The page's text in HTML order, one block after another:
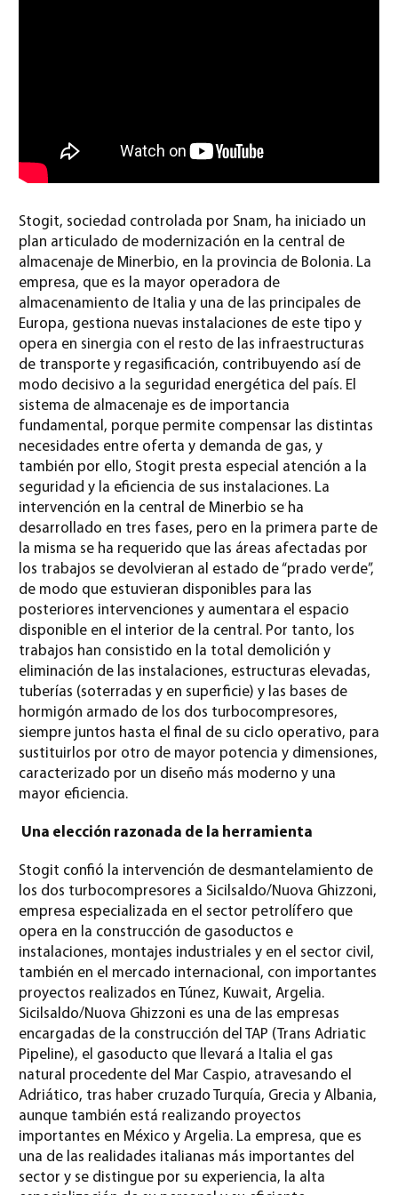
Stogit, sociedad controlada por Snam, ha iniciado un
plan articulado de modernización en la central de
almacenaje de Minerbio, en la provincia de Bolonia. La
empresa, que es la mayor operadora de
almacenamiento de Italia y una de las principales de
Europa, gestiona nuevas instalaciones de este tipo y
opera en sinergia con el resto de las infraestructuras
de transporte y regasificación, contribuyendo así de
modo decisivo a la seguridad energética del país. El
sistema de almacenaje es de importancia
fundamental, porque permite compensar las distintas
necesidades entre oferta y demanda de gas, y
también por ello, Stogit presta especial atención a la
seguridad y la eficiencia de sus instalaciones. La
intervención en la central de Minerbio se ha
desarrollado en tres fases, pero en la primera parte de
la misma se ha requerido que las áreas afectadas por
los trabajos se devolvieran al estado de “prado verde”,
de modo que estuvieran disponibles para las
posteriores intervenciones y aumentara el espacio
disponible en el interior de la central. Por tanto, los
trabajos han consistido en la total demolición y
eliminación de las instalaciones, estructuras elevadas,
tuberías (soterradas y en superficie) y las bases de
hormigón armado de los dos turbocompresores,
siempre juntos hasta el final de su ciclo operativo, para
sustituirlos por otro de mayor potencia y dimensiones,
caracterizado por un diseño más moderno y una
mayor eficiencia.
Una elección razonada de la herramienta
Stogit confió la intervención de desmantelamiento de
los dos turbocompresores a Sicilsaldo/Nuova Ghizzoni,
empresa especializada en el sector petrolífero que
opera en la construcción de gasoductos e
instalaciones, montajes industriales y en el sector civil,
también en el mercado internacional, con importantes
proyectos realizados en Túnez, Kuwait, Argelia.
Sicilsaldo/Nuova Ghizzoni es una de las empresas
encargadas de la construcción del TAP (Trans Adriatic
Pipeline), el gasoducto que llevará a Italia el gas
natural procedente del Mar Caspio, atravesando el
Adriático, tras haber cruzado Turquía, Grecia y Albania,
aunque también está realizando proyectos
importantes en México y Argelia. La empresa, que es
una de las realidades italianas más importantes del
sector y se distingue por su experiencia, la alta